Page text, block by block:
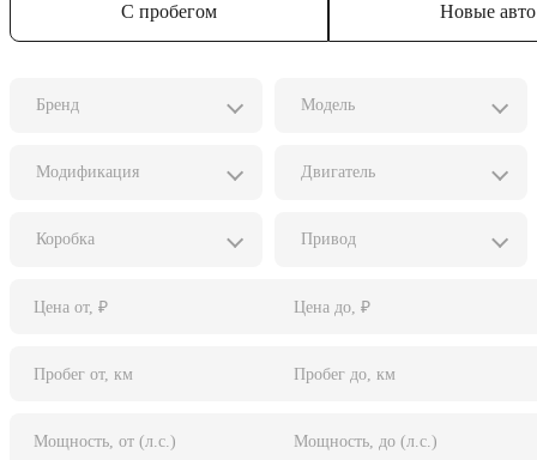
С пробегом Новые авто
Бренд Модель
Двигатель
Коробка Привод
Модификация